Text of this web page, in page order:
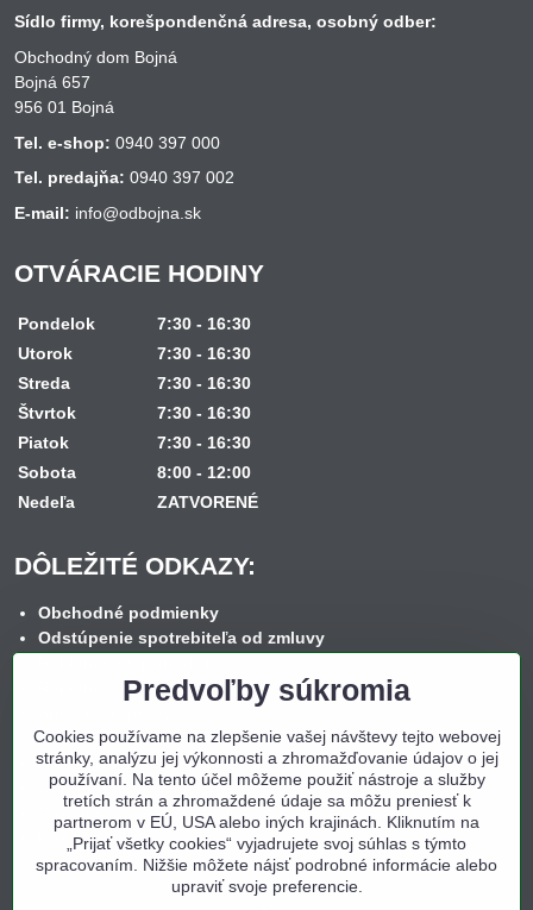
Sídlo firmy, korešpondenčná adresa, osobný odber:
Obchodný dom Bojná
Bojná 657
956 01 Bojná
Tel. e-shop: 0940 397 000
Tel. predajňa: 0940 397 002
E-mail: info@odbojna.sk
OTVÁRACIE HODINY
Pondelok
7:30 - 16:30
Utorok
7:30 - 16:30
Streda
7:30 - 16:30
Štvrtok
7:30 - 16:30
Piatok
7:30 - 16:30
Sobota
8:00 - 12:00
Nedeľa
ZATVORENÉ
DÔLEŽITÉ ODKAZY:
Obchodné podmienky
Odstúpenie spotrebiteľa od zmluvy
Reklamačný formulár
Spôsob platby
Nákup na splátky
Ochrana osobných údajov
Cookies
Kontakt
Predvoľby súkromia
Cookies používame na zlepšenie vašej návštevy tejto webovej
stránky, analýzu jej výkonnosti a zhromažďovanie údajov o jej
používaní. Na tento účel môžeme použiť nástroje a služby
tretích strán a zhromaždené údaje sa môžu preniesť k
partnerom v EÚ, USA alebo iných krajinách. Kliknutím na
„Prijať všetky cookies“ vyjadrujete svoj súhlas s týmto
spracovaním. Nižšie môžete nájsť podrobné informácie alebo
upraviť svoje preferencie.